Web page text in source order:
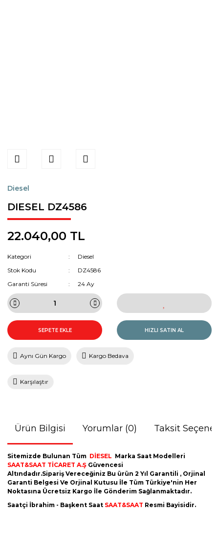
Diesel
DIESEL DZ4586
22.040,00 TL
Kategori
Diesel
Stok Kodu
DZ4586
Garanti Süresi
24 Ay
SEPETE EKLE HIZLI SATIN AL
Aynı Gün Kargo Kargo Bedava
Karşılaştır
Ürün Bilgisi Yorumlar (0) Taksit
Sitemizde Bulunan Tüm DİESEL Marka Saat Modelleri
SAAT&SAAT TİCARET A.Ş Güvencesi
Altındadır.Sipariş Vereceğiniz Bu ürün 2 Yıl Garantili , Orjinal
Garanti Belgesi Ve Orjinal Kutusu İle Tüm Türkiye'nin Her
Noktasına Ücretsiz Kargo İle Gönderim Sağlanmaktadır.
Saatçi İbrahim - Başkent Saat SAAT&SAAT Resmi Bayisidir.